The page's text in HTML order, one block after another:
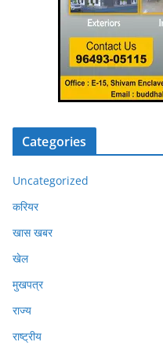
Categories
Uncategorized
करियर
खास खबर
खेल
मुखपत्र
राज्य
राष्ट्रीय